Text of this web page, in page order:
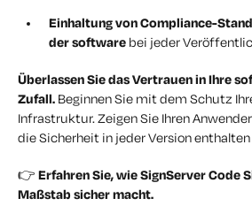
Einhaltung von Compliance-
der software bei jeder
Überlassen Sie das Vertrauen in Ihre
Zufall. Beginnen Sie mit dem Schutz
Infrastruktur. Zeigen Sie Ihren
die Sicherheit in jeder Version
👉 Erfahren Sie, wie SignServer Code
Maßstab sicher macht.